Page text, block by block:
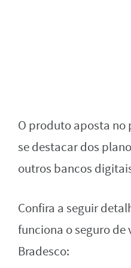
O produto aposta
se destacar dos
outros bancos
Confira a seguir
funciona o seguro
Bradesco: